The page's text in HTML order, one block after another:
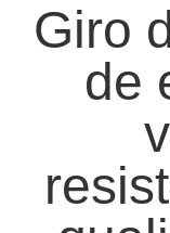
Giro
de